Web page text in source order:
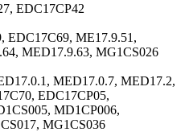
EDC17CP42
EDC17C69, ME17.9.51,
MED17.9.63, MG1CS026
MED17.0.7, MED17.2,
EDC17CP05,
MD1CP006,
MG1CS036